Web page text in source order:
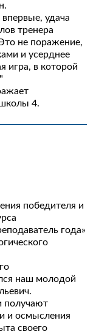
удача
тренера
не поражение,
и усерднее
игра, в которой
4.
победителя и
года»
наш молодой
получают
и осмысления
своего